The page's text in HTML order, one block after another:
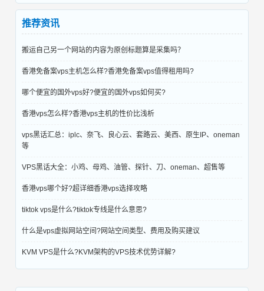
推荐资讯
搬运自己另一个网站的内容为原创标题算是采集吗？
香港免备案vps主机怎么样?香港免备案vps值得租用吗?
哪个便宜的国外vps好?便宜的国外vps如何买?
香港vps怎么样?香港vps主机的性价比浅析
vps黑话汇总：iplc、奈飞、良心云、套路云、美西、原生IP、oneman
等
VPS黑话大全：小鸡、母鸡、油管、探针、刀、oneman、超售等
香港vps哪个好?超详细香港vps选择攻略
tiktok vps是什么?tiktok专线是什么意思?
什么是vps虚拟网站空间?网站空间类型、费用及购买建议
KVM VPS是什么?KVM架构的VPS技术优势详解?